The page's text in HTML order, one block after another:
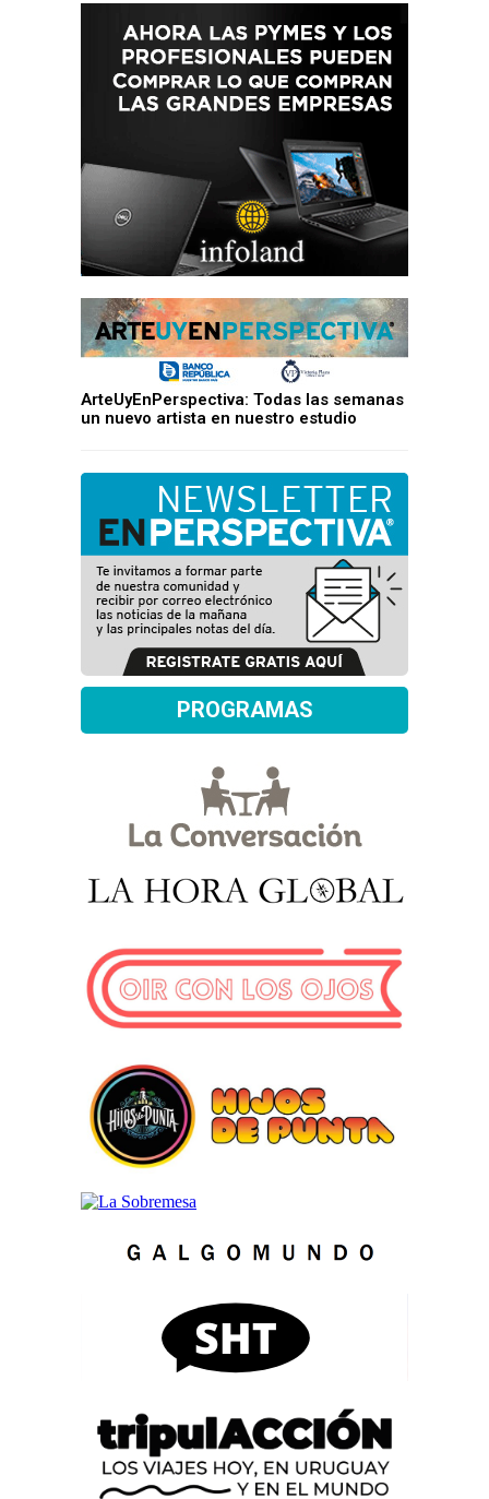
ArteUyEnPerspectiva: Todas las semanas
un nuevo artista en nuestro estudio
PROGRAMAS